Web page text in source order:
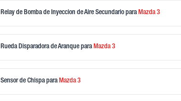
Relay de Bomba de Inyeccion de Aire Secundario paraMazda3
Rueda Disparadora de Aranque paraMazda3
Sensor de Chispa paraMazda3